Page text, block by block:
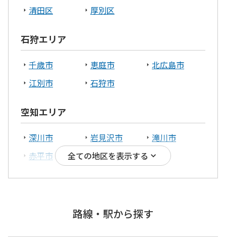
清田区
厚別区
石狩エリア
千歳市 恵庭市
北広島市
江別市
石狩市
空知エリア
深川市 岩見沢市
滝川市
赤平市
三笠市
苫小牧市
室蘭市
全ての地区を表示する
路線・駅から探す